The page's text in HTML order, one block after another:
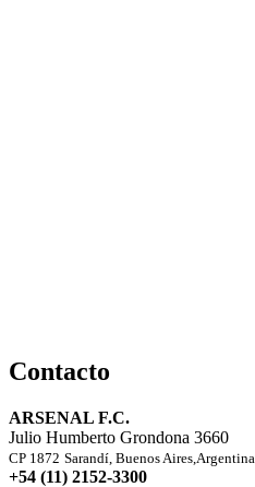
Contacto
ARSENAL F.C.
Julio Humberto Grondona 3660
CP 1872 Sarandí, Buenos Aires,Argentina
+54 (11) 2152-3300